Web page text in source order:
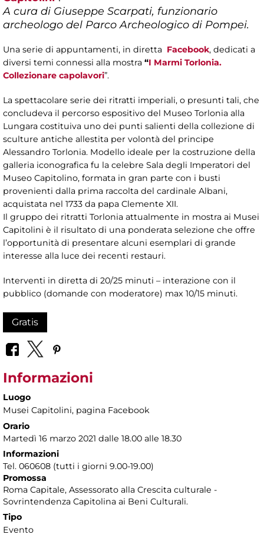
A cura di Giuseppe Scarpati, funzionario
archeologo del Parco Archeologico di Pompei.
Una serie di appuntamenti, in diretta Facebook, dedicati a
diversi temi connessi alla mostra “I Marmi Torlonia.
Collezionare capolavori”.
La spettacolare serie dei ritratti imperiali, o presunti tali, che
concludeva il percorso espositivo del Museo Torlonia alla
Lungara costituiva uno dei punti salienti della collezione di
sculture antiche allestita per volontà del principe
Alessandro Torlonia. Modello ideale per la costruzione della
galleria iconografica fu la celebre Sala degli Imperatori del
Museo Capitolino, formata in gran parte con i busti
provenienti dalla prima raccolta del cardinale Albani,
acquistata nel 1733 da papa Clemente XII.
Il gruppo dei ritratti Torlonia attualmente in mostra ai Musei
Capitolini è il risultato di una ponderata selezione che offre
l’opportunità di presentare alcuni esemplari di grande
interesse alla luce dei recenti restauri.
Interventi in diretta di 20/25 minuti – interazione con il
pubblico (domande con moderatore) max 10/15 minuti.
Gratis
Informazioni
Luogo
Musei Capitolini, pagina Facebook
Orario
Martedì 16 marzo 2021 dalle 18.00 alle 18.30
Informazioni
Tel. 060608 (tutti i giorni 9.00-19.00)
Promossa
Roma Capitale, Assessorato alla Crescita culturale -
Sovrintendenza Capitolina ai Beni Culturali.
Tipo
Evento